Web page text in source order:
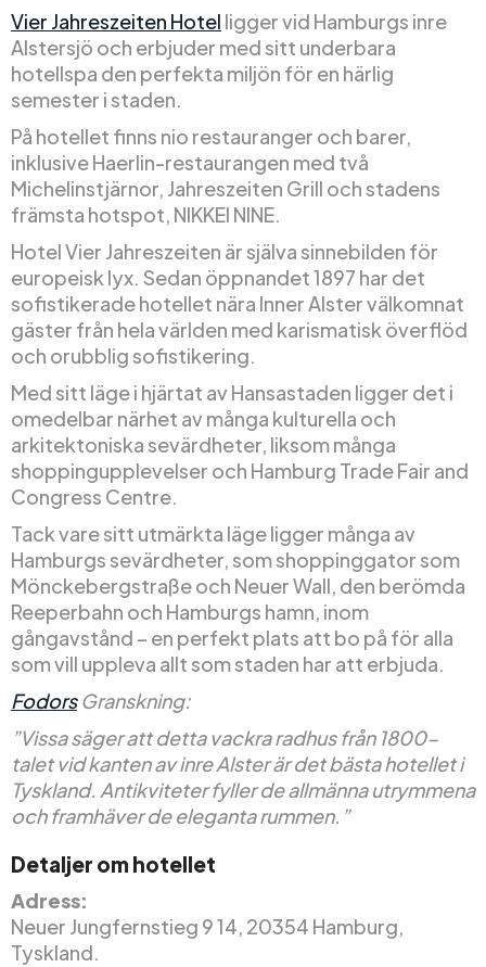
Vier Jahreszeiten Hotel ligger vid Hamburgs inre
Alstersjö och erbjuder med sitt underbara
hotellspa den perfekta miljön för en härlig
semester i staden.
På hotellet finns nio restauranger och barer,
inklusive Haerlin-restaurangen med två
Michelinstjärnor, Jahreszeiten Grill och stadens
främsta hotspot, NIKKEI NINE.
Hotel Vier Jahreszeiten är själva sinnebilden för
europeisk lyx. Sedan öppnandet 1897 har det
sofistikerade hotellet nära Inner Alster välkomnat
gäster från hela världen med karismatisk överflöd
och orubblig sofistikering.
Med sitt läge i hjärtat av Hansastaden ligger det i
omedelbar närhet av många kulturella och
arkitektoniska sevärdheter, liksom många
shoppingupplevelser och Hamburg Trade Fair and
Congress Centre.
Tack vare sitt utmärkta läge ligger många av
Hamburgs sevärdheter, som shoppinggator som
Mönckebergstraße och Neuer Wall, den berömda
Reeperbahn och Hamburgs hamn, inom
gångavstånd – en perfekt plats att bo på för alla
som vill uppleva allt som staden har att erbjuda.
FodorsGranskning:
”Vissa säger att detta vackra radhus från 1800-
talet vid kanten av inre Alster är det bästa hotellet i
Tyskland. Antikviteter fyller de allmänna utrymmena
och framhäver de eleganta rummen.”
Detaljer om hotellet
Adress:
Neuer Jungfernstieg 9 14, 20354 Hamburg,
Tyskland.